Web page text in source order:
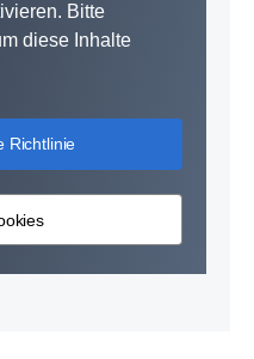
Bitte
diese Inhalte
Richtlinie